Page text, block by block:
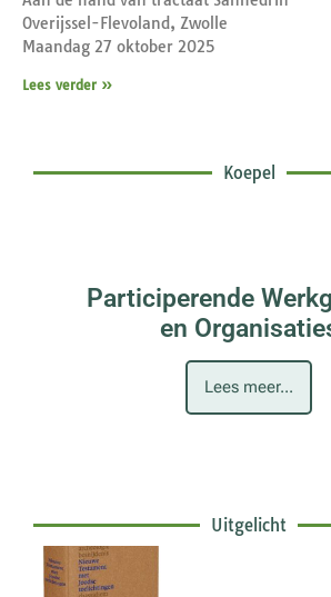
Overijssel-Flevoland, Zwolle
Maandag 27 oktober 2025
Lees verder »
Koepel
Participerende
en
Lees meer...
Uitgelicht